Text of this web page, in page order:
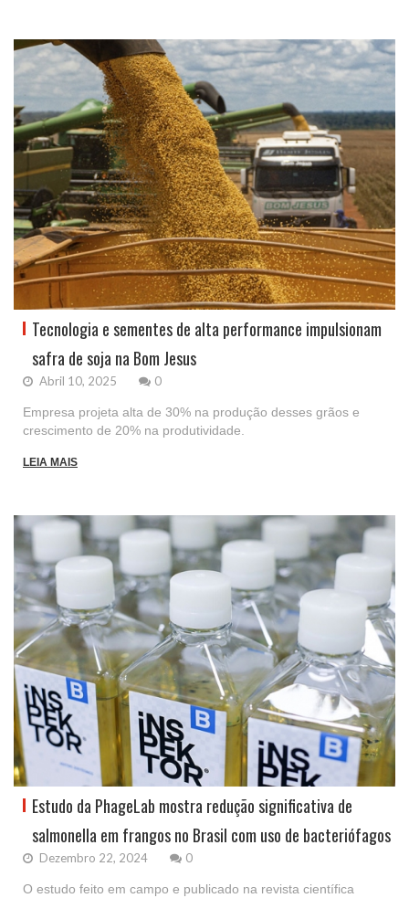
Tecnologia e sementes de alta performance impulsionam
safra de soja na Bom Jesus
Abril 10, 2025 0
Empresa projeta alta de 30% na produção desses grãos e
crescimento de 20% na produtividade.
LEIA MAIS
Estudo da PhageLab mostra redução significativa de
salmonella em frangos no Brasil com uso de bacteriófagos
Dezembro 22, 2024 0
O estudo feito em campo e publicado na revista científica